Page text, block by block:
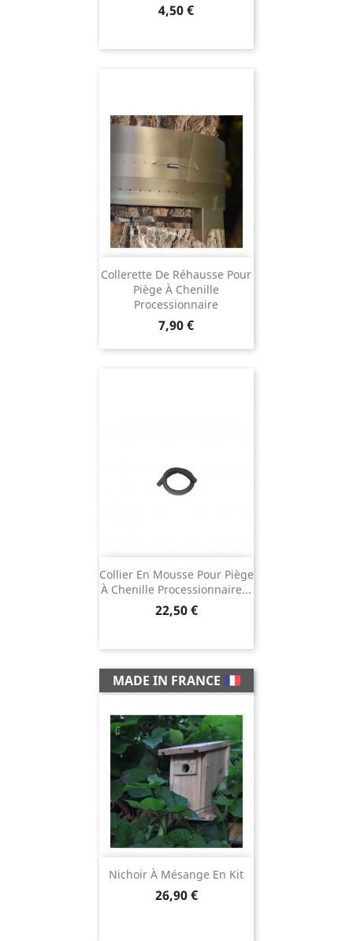
Prix
4,50 €
Collerette De Réhausse Pour
Piège À Chenille
Processionnaire
Prix
7,90 €
Collier En Mousse Pour Piège
À Chenille Processionnaire...
Prix
22,50 €
Nichoir À Mésange En Kit
Prix
26,90 €
MADE IN FRANCE